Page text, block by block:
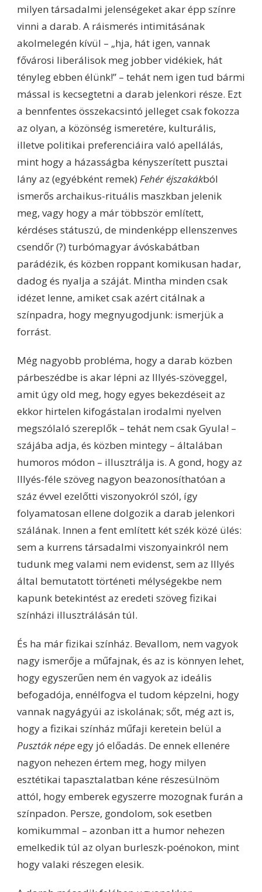
milyen társadalmi jelenségeket akar épp színre
vinni a darab. A ráismerés intimitásának
akolmelegén kívül – „hja, hát igen, vannak
fővárosi liberálisok meg jobber vidékiek, hát
tényleg ebben élünk!” – tehát nem igen tud bármi
mással is kecsegtetni a darab jelenkori része. Ezt
a bennfentes összekacsintó jelleget csak fokozza
az olyan, a közönség ismeretére, kulturális,
illetve politikai preferenciáira való apellálás,
mint hogy a házasságba kényszerített pusztai
lány az (egyébként remek) Fehér éjszakákból
ismerős archaikus-rituális maszkban jelenik
meg, vagy hogy a már többször említett,
kérdéses státuszú, de mindenképp ellenszenves
csendőr (?) turbómagyar ávóskabátban
parádézik, és közben roppant komikusan hadar,
dadog és nyalja a száját. Mintha minden csak
idézet lenne, amiket csak azért citálnak a
színpadra, hogy megnyugodjunk: ismerjük a
forrást.
Még nagyobb probléma, hogy a darab közben
párbeszédbe is akar lépni az Illyés-szöveggel,
amit úgy old meg, hogy egyes bekezdéseit az
ekkor hirtelen kifogástalan irodalmi nyelven
megszólaló szereplők – tehát nem csak Gyula! –
szájába adja, és közben mintegy – általában
humoros módon – illusztrálja is. A gond, hogy az
Illyés-féle szöveg nagyon beazonosíthatóan a
száz évvel ezelőtti viszonyokról szól, így
folyamatosan ellene dolgozik a darab jelenkori
szálának. Innen a fent említett két szék közé ülés:
sem a kurrens társadalmi viszonyainkról nem
tudunk meg valami nem evidenst, sem az Illyés
által bemutatott történeti mélységekbe nem
kapunk betekintést az eredeti szöveg fizikai
színházi illusztrálásán túl.
És ha már fizikai színház. Bevallom, nem vagyok
nagy ismerője a műfajnak, és az is könnyen lehet,
hogy egyszerűen nem én vagyok az ideális
befogadója, ennélfogva el tudom képzelni, hogy
vannak nagyágyúi az iskolának; sőt, még azt is,
hogy a fizikai színház műfaji keretein belül a
Puszták népeegy jó előadás. De ennek ellenére
nagyon nehezen értem meg, hogy milyen
esztétikai tapasztalatban kéne részesülnöm
attól, hogy emberek egyszerre mozognak furán a
színpadon. Persze, gondolom, sok esetben
komikummal – azonban itt a humor nehezen
emelkedik túl az olyan burleszk-poénokon, mint
hogy valaki részegen elesik.